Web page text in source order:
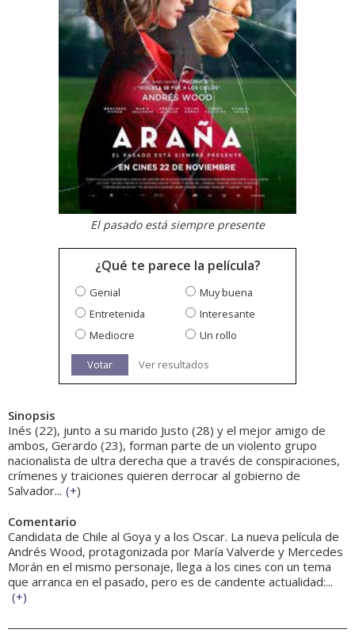
El pasado está siempre presente
¿Qué te parece la película?
Genial
Muy buena
Entretenida
Interesante
Mediocre
Un rollo
Votar Ver resultados
Sinopsis
Inés (22), junto a su marido Justo (28) y el mejor amigo de
ambos, Gerardo (23), forman parte de un violento grupo
nacionalista de ultra derecha que a través de conspiraciones,
crímenes y traiciones quieren derrocar al gobierno de
Salvador... (+)
Comentario
Candidata de Chile al Goya y a los Oscar. La nueva película de
Andrés Wood, protagonizada por María Valverde y Mercedes
Morán en el mismo personaje, llega a los cines con un tema
que arranca en el pasado, pero es de candente actualidad:...
(+)